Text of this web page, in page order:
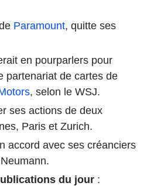
Paramount, quitte ses
en pourparlers pour
partenariat de cartes de
, selon le WSJ.
ses actions de deux
Paris et Zurich.
accord avec ses créanciers
du jour :